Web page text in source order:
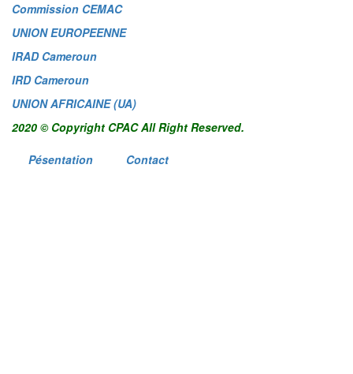
Commission CEMAC
UNION EUROPEENNE
IRAD Cameroun
IRD Cameroun
UNION AFRICAINE (UA)
2020 © Copyright CPAC All Right Reserved.
Pésentation Contact